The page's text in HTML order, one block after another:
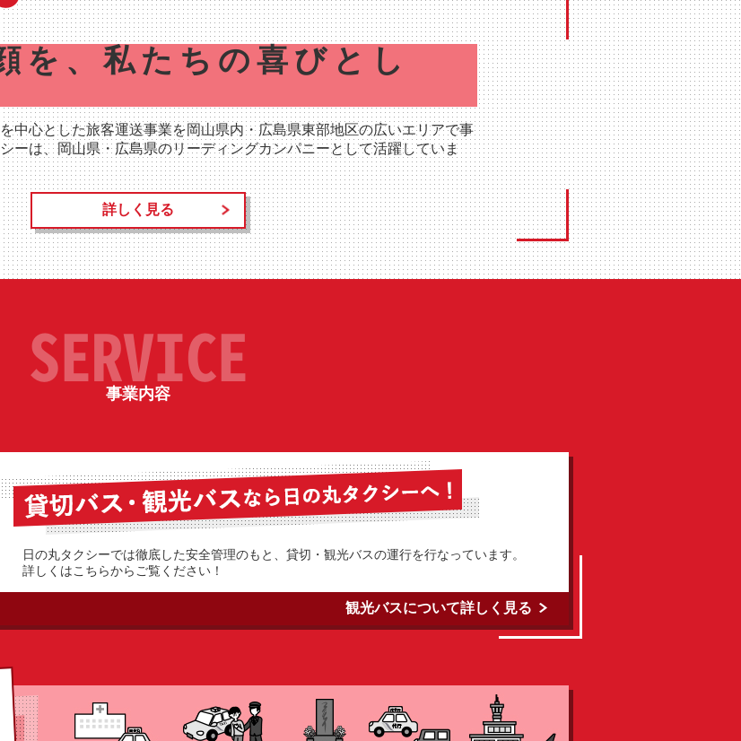
を、 私たちの喜びとし
中心とした旅客運送事業を岡山県内・広島県東部地区の広いエリアで事
ーは、岡山県・広島県のリーディングカンパニーとして活躍していま
詳しく見る
SERVICE
事業内容
日の丸タクシーでは徹底した安全管理のもと、貸切・観光バスの運行を行なっています。
詳しくはこちらからご覧ください！
観光バスについて詳しく見る